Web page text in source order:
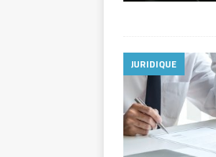
JURIDIQUE